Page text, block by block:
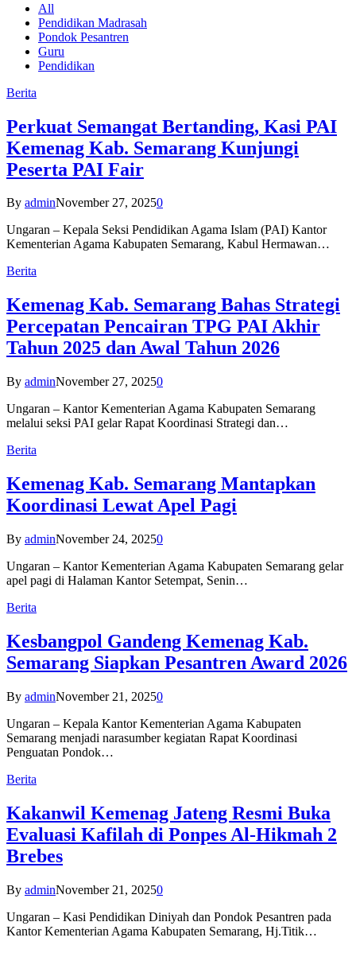
All
Pendidikan Madrasah
Pondok Pesantren
Guru
Pendidikan
Berita
Perkuat Semangat Bertanding, Kasi PAI
Kemenag Kab. Semarang Kunjungi
Peserta PAI Fair
By adminNovember 27, 20250
Ungaran – Kepala Seksi Pendidikan Agama Islam (PAI) Kantor
Kementerian Agama Kabupaten Semarang, Kabul Hermawan…
Berita
Kemenag Kab. Semarang Bahas Strategi
Percepatan Pencairan TPG PAI Akhir
Tahun 2025 dan Awal Tahun 2026
By adminNovember 27, 20250
Ungaran – Kantor Kementerian Agama Kabupaten Semarang
melalui seksi PAI gelar Rapat Koordinasi Strategi dan…
Berita
Kemenag Kab. Semarang Mantapkan
Koordinasi Lewat Apel Pagi
By adminNovember 24, 20250
Ungaran – Kantor Kementerian Agama Kabupaten Semarang gelar
apel pagi di Halaman Kantor Setempat, Senin…
Berita
Kesbangpol Gandeng Kemenag Kab.
Semarang Siapkan Pesantren Award 2026
By adminNovember 21, 20250
Ungaran – Kepala Kantor Kementerian Agama Kabupaten
Semarang menjadi narasumber kegiatan Rapat Koordinasi
Penguatan Pondok…
Berita
Kakanwil Kemenag Jateng Resmi Buka
Evaluasi Kafilah di Ponpes Al-Hikmah 2
Brebes
By adminNovember 21, 20250
Ungaran – Kasi Pendidikan Diniyah dan Pondok Pesantren pada
Kantor Kementerian Agama Kabupaten Semarang, Hj.Titik…